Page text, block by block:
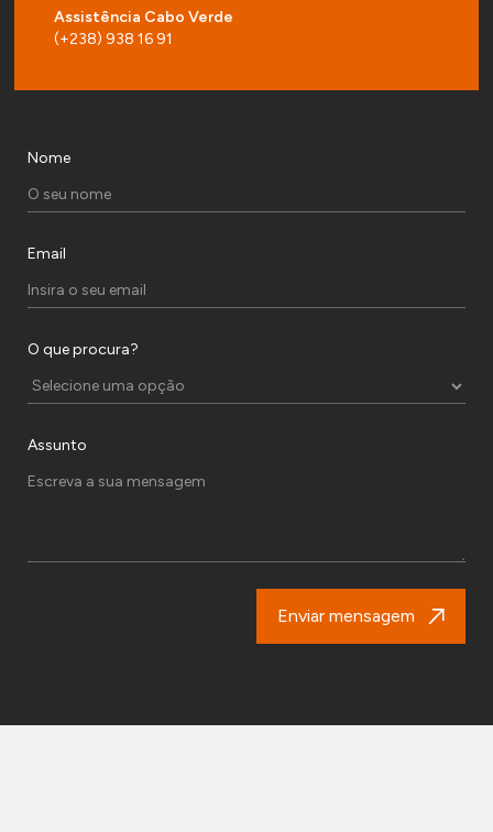
Assistência Cabo Verde
(+238) 938 16 91
Nome
Email
O que procura?
Assunto
Enviar mensagem